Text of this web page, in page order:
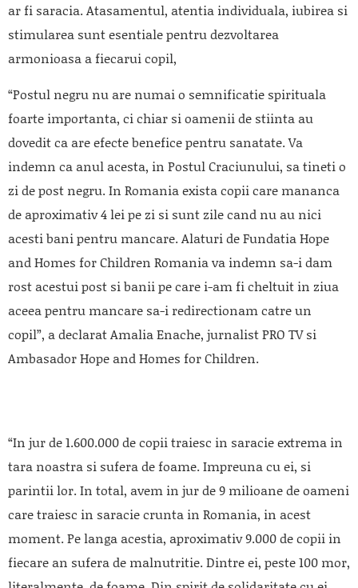
ar fi saracia. Atasamentul, atentia individuala, iubirea si
stimularea sunt esentiale pentru dezvoltarea
armonioasa a fiecarui copil,
“Postul negru nu are numai o semnificatie spirituala
foarte importanta, ci chiar si oamenii de stiinta au
dovedit ca are efecte benefice pentru sanatate. Va
indemn ca anul acesta, in Postul Craciunului, sa tineti o
zi de post negru. In Romania exista copii care mananca
de aproximativ 4 lei pe zi si sunt zile cand nu au nici
acesti bani pentru mancare. Alaturi de Fundatia Hope
and Homes for Children Romania va indemn sa-i dam
rost acestui post si banii pe care i-am fi cheltuit in ziua
aceea pentru mancare sa-i redirectionam catre un
copil”, a declarat Amalia Enache, jurnalist PRO TV si
Ambasador Hope and Homes for Children.
“In jur de 1.600.000 de copii traiesc in saracie extrema in
tara noastra si sufera de foame. Impreuna cu ei, si
parintii lor. In total, avem in jur de 9 milioane de oameni
care traiesc in saracie crunta in Romania, in acest
moment. Pe langa acestia, aproximativ 9.000 de copii in
fiecare an sufera de malnutritie. Dintre ei, peste 100 mor,